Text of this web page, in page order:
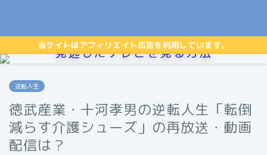
当サイトはアフィリエイト広告を利用しています。
見逃したテレビを見る方法
逆転人生
徳武産業・十河孝男の逆転人生「転倒
減らす介護シューズ」の再放送・動画
配信は？